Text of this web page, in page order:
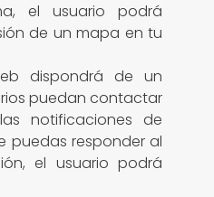
el usuario podrá
de un mapa en tu
dispondrá de un
puedan contactar
notificaciones de
puedas responder al
el usuario podrá